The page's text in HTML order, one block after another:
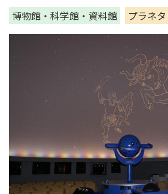
博物館・科学館・資料館 プラネ